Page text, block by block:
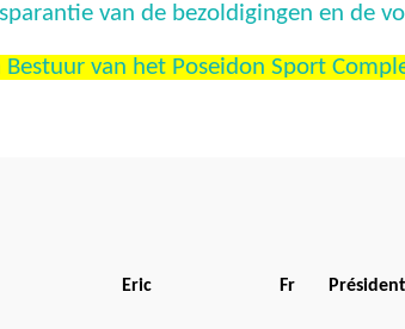
van de bezoldigingen en de
Bestuur van het Poseidon Sport
Eric Fr